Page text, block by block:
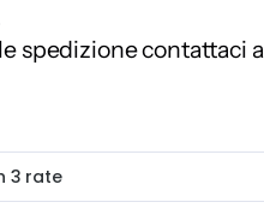
spedizione contattaci a